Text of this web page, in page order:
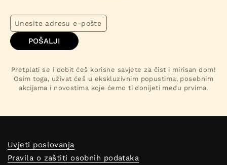
POŠALJI
Pretplati se i dobit ćeš korisne savjete za čist i mirisan dom!
Osim toga, uživat ćeš u ekskluzivnim popustima, posebnim
akcijama i novostima koje ćemo ti donijeti među prvima.
Uvjeti poslovanja
Pravila o zaštiti osobnih podataka